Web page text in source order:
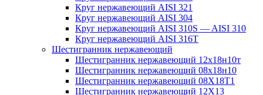
Круг нержавеющий AISI 321
Круг нержавеющий AISI 304
Круг нержавеющий AISI 310S — AISI 310
Круг нержавеющий AISI 316T
Шестигранник нержавеющий
Шестигранник нержавеющий 12х18н10т
Шестигранник нержавеющий 08х18н10
Шестигранник нержавеющий 08Х18Т1
Шестигранник нержавеющий 12Х13